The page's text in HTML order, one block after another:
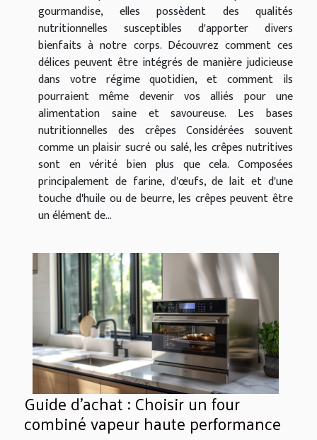
gourmandise, elles possèdent des qualités
nutritionnelles susceptibles d'apporter divers
bienfaits à notre corps. Découvrez comment ces
délices peuvent être intégrés de manière judicieuse
dans votre régime quotidien, et comment ils
pourraient même devenir vos alliés pour une
alimentation saine et savoureuse. Les bases
nutritionnelles des crêpes Considérées souvent
comme un plaisir sucré ou salé, les crêpes nutritives
sont en vérité bien plus que cela. Composées
principalement de farine, d'œufs, de lait et d'une
touche d'huile ou de beurre, les crêpes peuvent être
un élément de...
Guide d'achat : Choisir un four
combiné vapeur haute performance